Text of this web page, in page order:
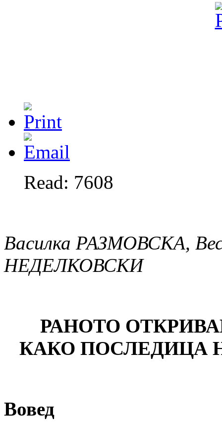
Read: 7608
Василка РАЗМОВСКА,
НЕДЕЛКОВСКИ
РАНОТО
КАКО ПОСЛЕДИЦА
Вовед